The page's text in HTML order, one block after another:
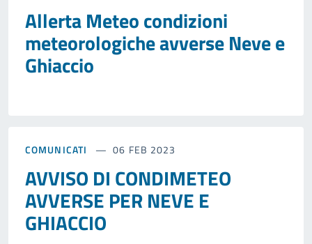
Allerta Meteo condizioni
meteorologiche avverse Neve e
Ghiaccio
COMUNICATI 06 FEB 2023
AVVISO DI CONDIMETEO
AVVERSE PER NEVE E
GHIACCIO